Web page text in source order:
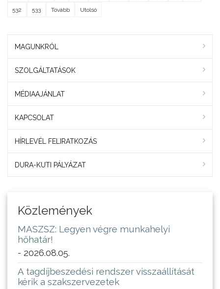
532 533 Tovább Utolsó
MAGUNKRÓL
SZOLGÁLTATÁSOK
MÉDIAAJÁNLAT
KAPCSOLAT
HÍRLEVÉL FELIRATKOZÁS
DURA-KUTI PÁLYÁZAT
Közlemények
MASZSZ: Legyen végre munkahelyi
hőhatár!
- 2026.08.05.
A tagdíjbeszedési rendszer visszaállítását
kérik a szakszervezetek